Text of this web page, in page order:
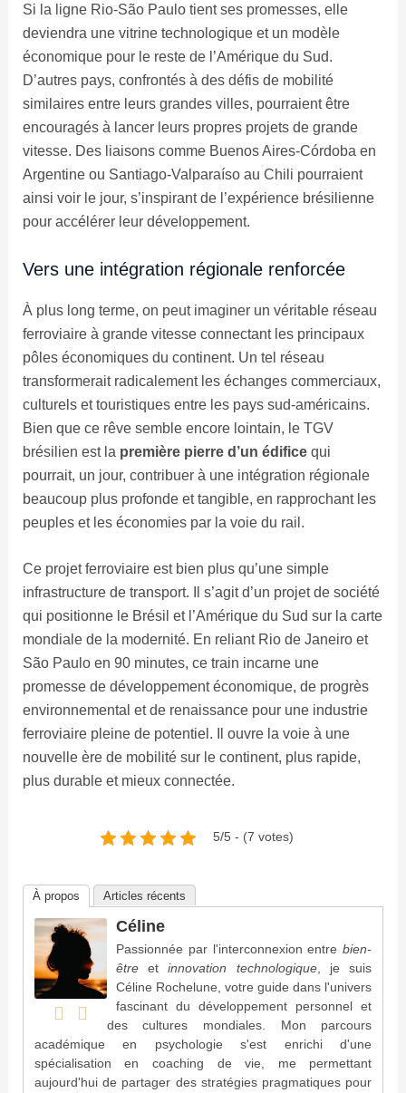
Si la ligne Rio-São Paulo tient ses promesses, elle
deviendra une vitrine technologique et un modèle
économique pour le reste de l’Amérique du Sud.
D’autres pays, confrontés à des défis de mobilité
similaires entre leurs grandes villes, pourraient être
encouragés à lancer leurs propres projets de grande
vitesse. Des liaisons comme Buenos Aires-Córdoba en
Argentine ou Santiago-Valparaíso au Chili pourraient
ainsi voir le jour, s’inspirant de l’expérience brésilienne
pour accélérer leur développement.
Vers une intégration régionale renforcée
À plus long terme, on peut imaginer un véritable réseau
ferroviaire à grande vitesse connectant les principaux
pôles économiques du continent. Un tel réseau
transformerait radicalement les échanges commerciaux,
culturels et touristiques entre les pays sud-américains.
Bien que ce rêve semble encore lointain, le TGV
brésilien est la première pierre d’un édificequi
pourrait, un jour, contribuer à une intégration régionale
beaucoup plus profonde et tangible, en rapprochant les
peuples et les économies par la voie du rail.
Ce projet ferroviaire est bien plus qu’une simple
infrastructure de transport. Il s’agit d’un projet de société
qui positionne le Brésil et l’Amérique du Sud sur la carte
mondiale de la modernité. En reliant Rio de Janeiro et
São Paulo en 90 minutes, ce train incarne une
promesse de développement économique, de progrès
environnemental et de renaissance pour une industrie
ferroviaire pleine de potentiel. Il ouvre la voie à une
nouvelle ère de mobilité sur le continent, plus rapide,
plus durable et mieux connectée.
5/5 - (7 votes)
À propos Articles récents
Céline
Passionnée par l'interconnexion entrebien-
êtreetinnovation technologique, je suis
Céline Rochelune, votre guide dans l'univers
fascinant du développement personnel et
des cultures mondiales. Mon parcours
académique en psychologie s'est enrichi d'une
spécialisation en coaching de vie, me permettant
aujourd'hui de partager des stratégies pragmatiques pour